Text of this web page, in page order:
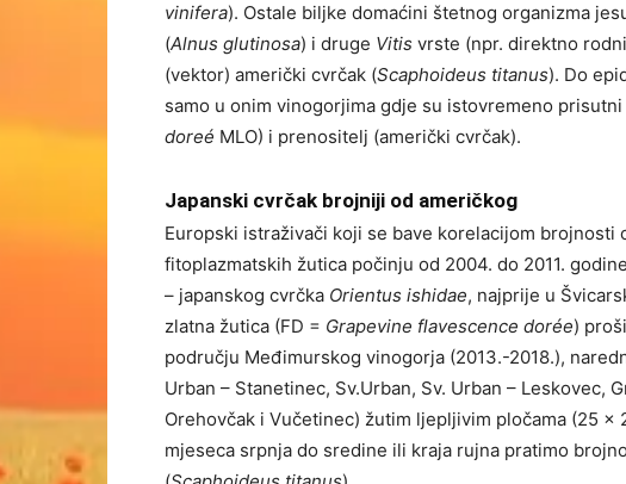
vinifera). Ostale biljke domaćini štetnog organizma
(Alnus glutinosa) i druge Vitis vrste (npr. direktno
(vektor) američki cvrčak (Scaphoideus titanus). Do
samo u onim vinogorjima gdje su istovremeno
doreé MLO) i prenositelj (američki cvrčak).
Japanski cvrčak brojniji od američkog
Europski istraživači koji se bave korelacijom brojnosti
fitoplazmatskih žutica počinju od 2004. do 2011.
– japanskog cvrčka Orientus ishidae, najprije u
zlatna žutica (FD = Grapevine flavescence dorée)
području Međimurskog vinogorja (2013.-2018.),
Urban – Stanetinec, Sv.Urban, Sv. Urban – Leskovec,
Orehovčak i Vučetinec) žutim ljepljivim pločama (25 x
mjeseca srpnja do sredine ili kraja rujna pratimo